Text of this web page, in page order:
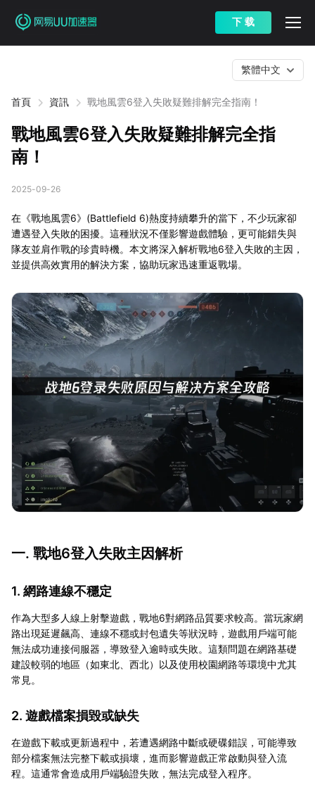
下 载
首頁 資訊 戰地風雲6登入失敗疑難排解完全指南！
繁體中文
戰地風雲6登入失敗疑難排解完全指
南！
2025-09-26
在《戰地風雲6》(Battlefield 6)熱度持續攀升的當下，不少玩家卻
遭遇登入失敗的困擾。這種狀況不僅影響遊戲體驗，更可能錯失與
隊友並肩作戰的珍貴時機。本文將深入解析戰地6登入失敗的主因，
並提供高效實用的解決方案，協助玩家迅速重返戰場。
一. 戰地6登入失敗主因解析
1. 網路連線不穩定
作為大型多人線上射擊遊戲，戰地6對網路品質要求較高。當玩家網
路出現延遲飆高、連線不穩或封包遺失等狀況時，遊戲用戶端可能
無法成功連接伺服器，導致登入逾時或失敗。這類問題在網路基礎
建設較弱的地區（如東北、西北）以及使用校園網路等環境中尤其
常見。
2. 遊戲檔案損毀或缺失
在遊戲下載或更新過程中，若遭遇網路中斷或硬碟錯誤，可能導致
部分檔案無法完整下載或損壞，進而影響遊戲正常啟動與登入流
程。這通常會造成用戶端驗證失敗，無法完成登入程序。